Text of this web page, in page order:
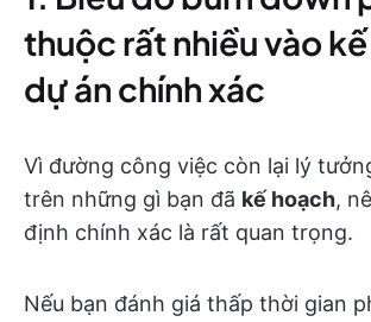
thuộc rất nhiều vào
dự án chính xác
Vì đường công việc còn lại lý
trên những gì bạn đã kế hoạch,
định chính xác là rất quan trọng.
Nếu bạn đánh giá thấp thời gian